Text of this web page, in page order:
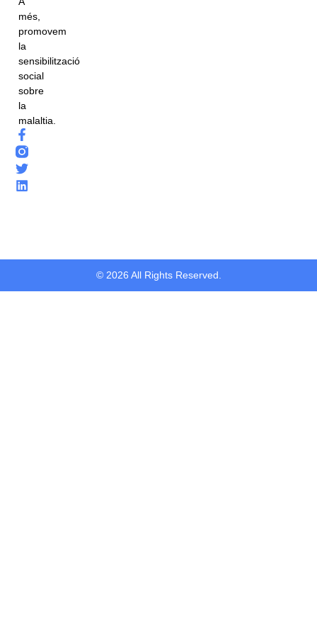
més,
promovem
la
sensibilització
social
sobre
la
malaltia.
© 2026 All Rights Reserved.